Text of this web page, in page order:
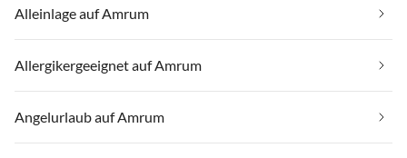
Alleinlage auf Amrum
Allergikergeeignet auf Amrum
Angelurlaub auf Amrum